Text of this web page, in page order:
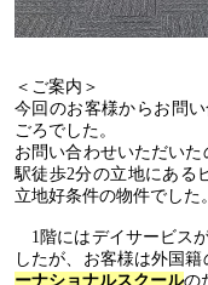
＜ご案内＞
今回のお客様からお問
ごろでした。
お問い合わせいただい
駅徒歩2分の立地にある
立地好条件の物件でした。
1 階にはデイサービス
したが、お客様は外国
ーナショナルスクールの